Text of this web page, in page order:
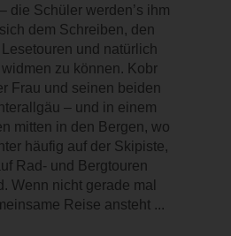
die Schüler werden’s ihm
dem Schreiben, den
und natürlich
zu können. Kobr
Frau und seinen beiden
– und in einem
mitten in den Bergen, wo
häufig auf der Skipiste,
Rad- und Bergtouren
Wenn nicht gerade mal
Reise ansteht ...